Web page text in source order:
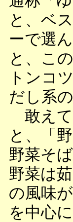
と、ベ
ーで選
と、こ
トンコ
だし系
敢えて
と、「
野菜そ
野菜は
の風味
を中心